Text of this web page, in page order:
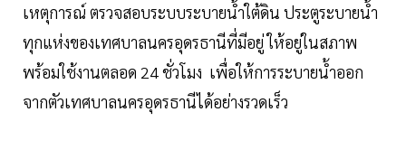
เหตุการณ์ ตรวจสอบระบบระบายน้ำใต้ดิน ประตูระบายน้ำ
ทุกแห่งของเทศบาลนครอุดรธานีที่มีอยู่ ให้อยู่ในสภาพ
พร้อมใช้งานตลอด 24 ชั่วโมง เพื่อให้การระบายน้ำออก
จากตัวเทศบาลนครอุดรธานีได้อย่างรวดเร็ว